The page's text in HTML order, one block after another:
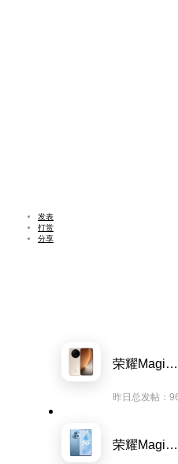
发表
打赏
分享
荣耀Magic8系列
昨日总发帖：
荣耀Magic5系列